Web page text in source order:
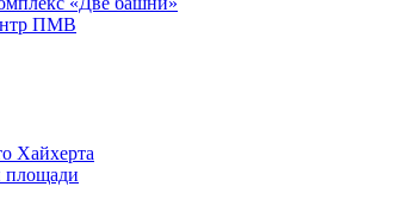
ПМВ
Хайхерта
площади